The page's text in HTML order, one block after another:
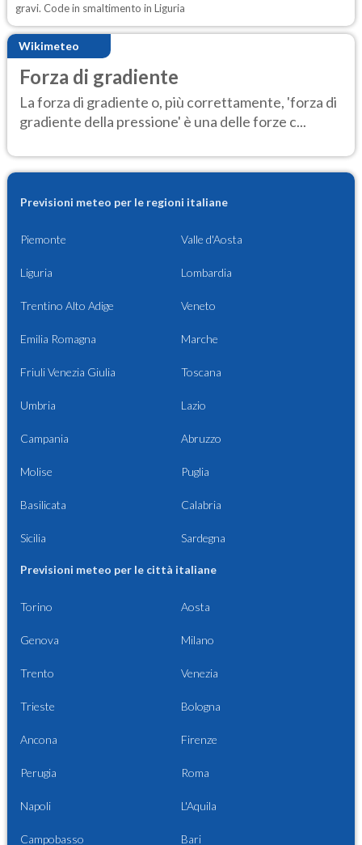
gravi. Code in smaltimento in Liguria
Wikimeteo
Forza di gradiente
La forza di gradiente o, più correttamente, 'forza di
gradiente della pressione' è una delle forze c...
Previsioni meteo per le regioni italiane
Piemonte Valle d'Aosta
Liguria Lombardia
Trentino Alto Adige Veneto
Emilia Romagna Marche
Friuli Venezia Giulia Toscana
Umbria Lazio
Campania Abruzzo
Molise Puglia
Basilicata Calabria
Sicilia Sardegna
Previsioni meteo per le città italiane
Torino Aosta
Genova Milano
Trento Venezia
Trieste Bologna
Ancona Firenze
Perugia Roma
Napoli L'Aquila
Campobasso Bari